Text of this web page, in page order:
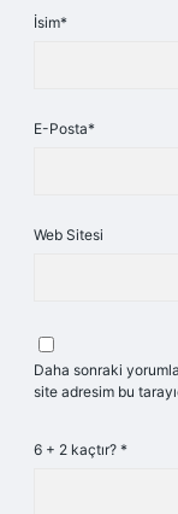
İsim*
E-Posta*
Web Sitesi
Daha sonraki
site adresim bu
6 + 2 kaçtır? *